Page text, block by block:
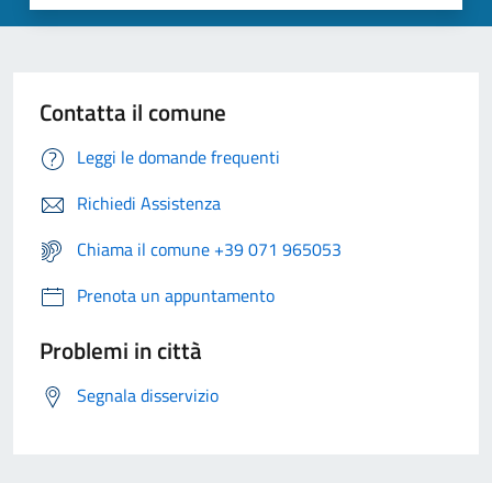
Contatta il comune
Leggi le domande frequenti
Richiedi Assistenza
Chiama il comune +39 071 965053
Prenota un appuntamento
Problemi in città
Segnala disservizio